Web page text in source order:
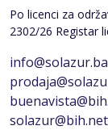
Po licenci za
2302/26 Registar
info@solazur.ba